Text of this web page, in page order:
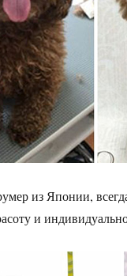
из Японии,
и